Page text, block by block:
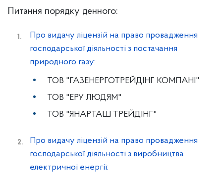
Питання порядку денного:
Про видачу ліцензій на право провадження
господарської діяльності з постачання
природного газу:
ТОВ "ГАЗЕНЕРГОТРЕЙДІНГ КОМПАНІ"
ТОВ "ЕРУ ЛЮДЯМ"
ТОВ "ЯНАРТАШ ТРЕЙДІНГ"
Про видачу ліцензій на право провадження
господарської діяльності з виробництва
електричної енергії: